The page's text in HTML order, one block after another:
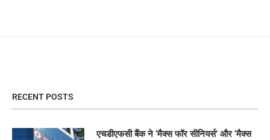
RECENT POSTS
एचडीएफसी बैंक ने ‘मैक्स फॉर सीनियर्स’ और ‘मैक्स